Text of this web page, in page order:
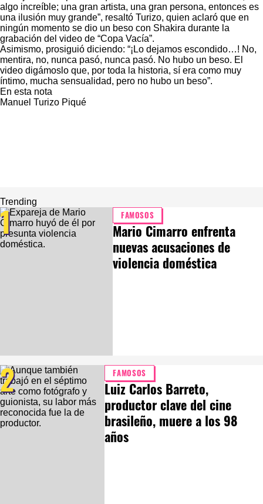
algo increíble; una gran artista, una gran persona, entonces es
una ilusión muy grande”, resaltó Turizo, quien aclaró que en
ningún momento se dio un beso con Shakira durante la
grabación del video de “Copa Vacía”.
Asimismo, prosiguió diciendo: “¡Lo dejamos escondido…! No,
mentira, no, nunca pasó, nunca pasó. No hubo un beso. El
video digámoslo que, por toda la historia, sí era como muy
íntimo, mucha sensualidad, pero no hubo un beso”.
En esta nota
Manuel Turizo Piqué
Trending
1 FAMOSOS
Mario Cimarro enfrenta
nuevas acusaciones de
violencia doméstica
2 FAMOSOS
Luiz Carlos Barreto,
productor clave del cine
brasileño, muere a los 98
años